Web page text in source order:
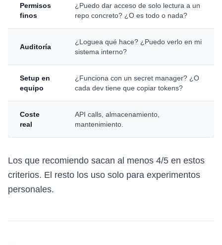
Permisos
finos
¿Puedo dar acceso de solo lectura a un
repo concreto? ¿O es todo o nada?
Auditoría
¿Loguea qué hace? ¿Puedo verlo en mi
sistema interno?
Setup en
equipo
¿Funciona con un secret manager? ¿O
cada dev tiene que copiar tokens?
Coste
real
API calls, almacenamiento,
mantenimiento.
Los que recomiendo sacan al menos 4/5 en estos
criterios. El resto los uso solo para experimentos
personales.